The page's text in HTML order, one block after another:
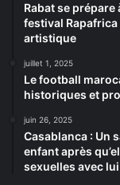
Rabat se
festival
artistique
juillet 1, 2025
Le football
historiques et
juin 26, 2025
Casablanca : Un
enfant après
sexuelles avec lui